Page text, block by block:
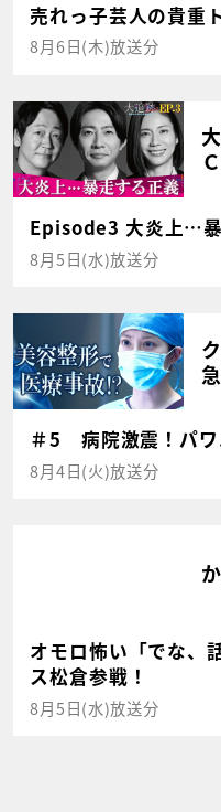
売れっ子芸人の貴重
8月6日(木)放送分
Episode3 大炎上…
8月5日(水)放送分
＃5 病院激震！パワ
8月4日(火)放送分
オモロ怖い「でな、
ス松倉参戦！
8月5日(水)放送分